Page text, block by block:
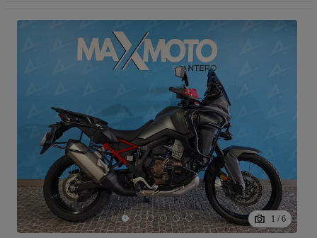
1 / 6